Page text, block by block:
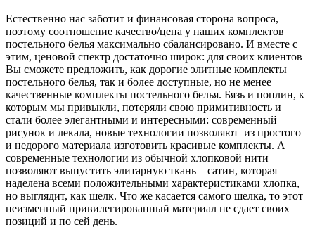
Естественно нас заботит и финансовая сторона вопроса,
поэтому соотношение качество/цена у наших комплектов
постельного белья максимально сбалансировано. И вместе с
этим, ценовой спектр достаточно широк: для своих клиентов
Вы сможете предложить, как дорогие элитные комплекты
постельного белья, так и более доступные, но не менее
качественные комплекты постельного белья. Бязь и поплин, к
которым мы привыкли, потеряли свою примитивность и
стали более элегантными и интересными: современный
рисунок и лекала, новые технологии позволяют из простого
и недорого материала изготовить красивые комплекты. А
современные технологии из обычной хлопковой нити
позволяют выпустить элитарную ткань – сатин, которая
наделена всеми положительными характеристиками хлопка,
но выглядит, как шелк. Что же касается самого шелка, то этот
неизменный привилегированный материал не сдает своих
позиций и по сей день.